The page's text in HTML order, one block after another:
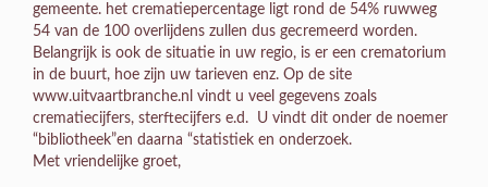
gemeente. het crematiepercentage ligt rond de 54% ruwweg
54 van de 100 overlijdens zullen dus gecremeerd worden.
Belangrijk is ook de situatie in uw regio, is er een crematorium
in de buurt, hoe zijn uw tarieven enz. Op de site
www.uitvaartbranche.nl vindt u veel gegevens zoals
crematiecijfers, sterftecijfers e.d. U vindt dit onder de noemer
“bibliotheek”en daarna “statistiek en onderzoek.
Met vriendelijke groet,